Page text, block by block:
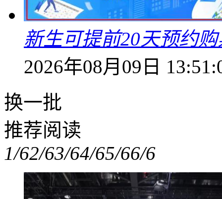
新生可提前20天预约
2026年08月09日
换一批
推荐阅读
1/62/63/64/65/66/6